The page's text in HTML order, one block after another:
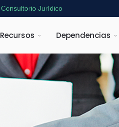
Consultorio Jurídico
Recursos Dependencias